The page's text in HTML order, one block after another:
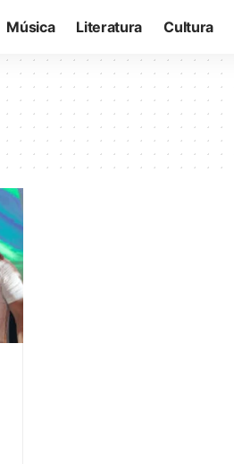
Música Literatura Cultura